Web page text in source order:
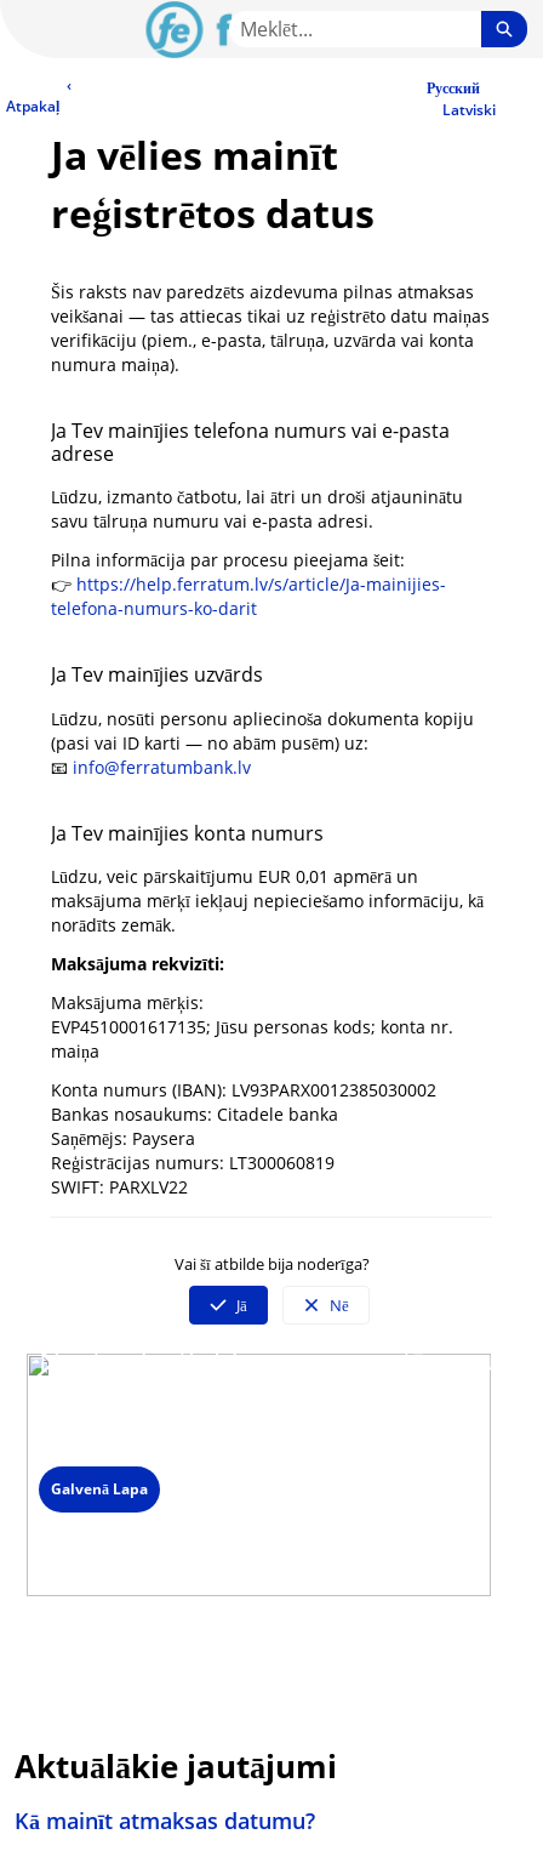
Content‹
Atpakaļ
Русский
Latviski
Ja vēlies mainīt
reģistrētos datus
Šis raksts nav paredzēts aizdevuma pilnas atmaksas
veikšanai — tas attiecas tikai uz reģistrēto datu maiņas
verifikāciju (piem., e-pasta, tālruņa, uzvārda vai konta
numura maiņa).
Ja Tev mainījies telefona numurs vai e-pasta
adrese
Lūdzu, izmanto čatbotu, lai ātri un droši atjauninātu
savu tālruņa numuru vai e-pasta adresi.
Pilna informācija par procesu pieejama šeit:
👉 https://help.ferratum.lv/s/article/Ja-mainijies-
telefona-numurs-ko-darit
Ja Tev mainījies uzvārds
Lūdzu, nosūti personu apliecinoša dokumenta kopiju
(pasi vai ID karti — no abām pusēm) uz:
📧 info@ferratumbank.lv
Ja Tev mainījies konta numurs
Lūdzu, veic pārskaitījumu EUR 0,01 apmērā un
maksājuma mērķī iekļauj nepieciešamo informāciju, kā
norādīts zemāk.
Maksājuma rekvizīti:
Maksājuma mērķis:
EVP4510001617135; Jūsu personas kods; konta nr.
maiņa
Konta numurs (IBAN): LV93PARX0012385030002
Bankas nosaukums: Citadele banka
Saņēmējs: Paysera
Reģistrācijas numurs: LT300060819
SWIFT: PARXLV22
Vai šī atbilde bija noderīga?
Jā
Nē
Neatradi atbildi uz savu jautājumu?
Galvenā Lapa
Aktuālākie jautājumi
Kā mainīt atmaksas datumu?